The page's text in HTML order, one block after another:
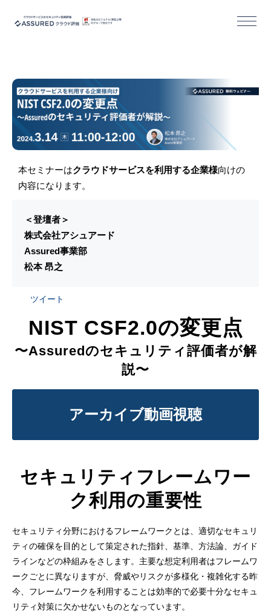
導入/活用事例
セミナー
コラム
活用事例｜クラウドサービス事業者様
本セミナーはクラウドサービスを利用する企業様向けの
内容になります。
＜登壇者＞
株式会社アシュアード
Assured事業部
松本 昂之
ツイート
NIST CSF2.0の変更点
〜Assuredのセキュリティ評価者が解
説〜
アーカイブ動画視聴
セキュリティフレームワー
ク利用の重要性
セキュリティ分野におけるフレームワークとは、適切なセキュリ
ティの確保を目的として策定された指針、基準、方法論、ガイド
ラインなどの枠組みをさします。主要な想定利用者はフレームワ
ークごとに異なりますが、脅威やリスクが多様化・複雑化する昨
今、フレームワークを利用することは効率的で必要十分なセキュ
リティ対策に欠かせないものとなっています。